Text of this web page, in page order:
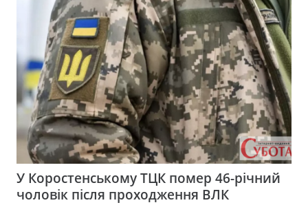
У Коростенському ТЦК помер 46-річний
чоловік після проходження ВЛК